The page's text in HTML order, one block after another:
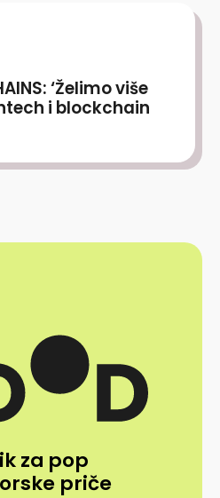
‘Želimo više
i blockchain
za pop
priče